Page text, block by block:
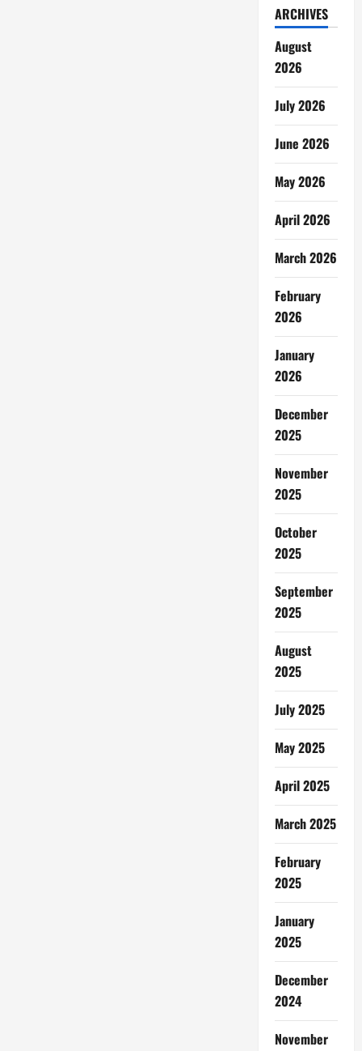
ARCHIVES
August
2026
July 2026
June 2026
May 2026
April 2026
March 2026
February
2026
January
2026
December
2025
November
2025
October
2025
September
2025
August
2025
July 2025
May 2025
April 2025
March 2025
February
2025
January
2025
December
2024
November